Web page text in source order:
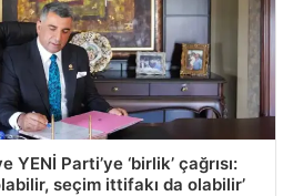
YENİ Parti’ye ‘birlik’ çağrısı:
seçim ittifakı da olabilir’